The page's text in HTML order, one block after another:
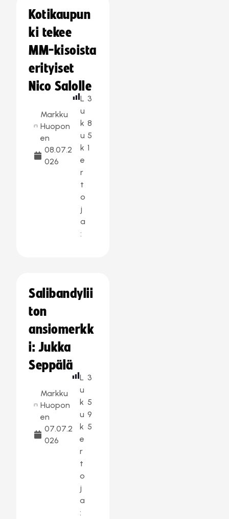
Kotikaupun
ki tekee
MM-kisoista
erityiset
Nico Salolle
Markku
Huopon
en
08.07.2
026
L
u
k
u
k
e
r
t
o
j
a
:
3
8
5
1
Salibandylii
ton
ansiomerkk
i: Jukka
Seppälä
Markku
Huopon
en
07.07.2
026
L
u
k
u
k
e
r
t
o
j
a
:
3
5
9
5